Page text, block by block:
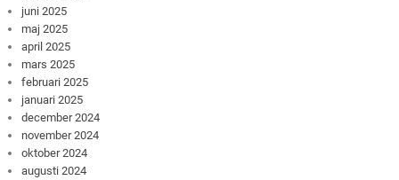
juni 2025
maj 2025
april 2025
mars 2025
februari 2025
januari 2025
december 2024
november 2024
oktober 2024
augusti 2024